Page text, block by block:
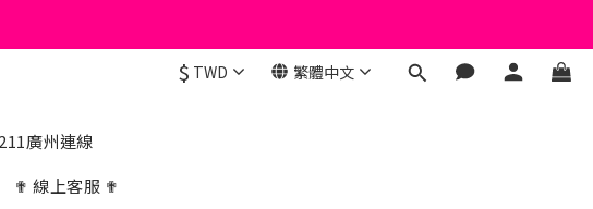
$ TWD 繁體中文
廣州連線
✟ 線上客服 ✟